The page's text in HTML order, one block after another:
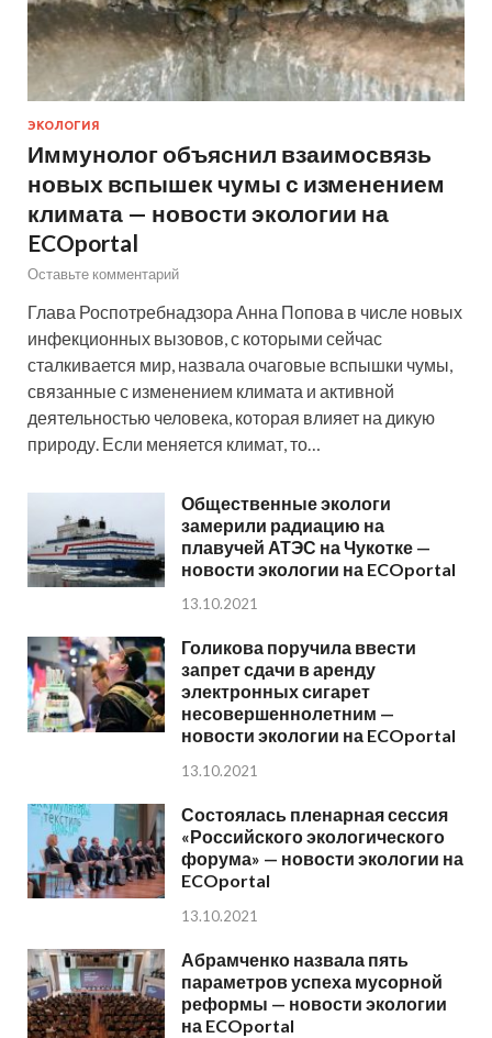
ЭКОЛОГИЯ
Иммунолог объяснил взаимосвязь
новых вспышек чумы с изменением
климата — новости экологии на
ECOportal
Оставьте комментарий
Глава Роспотребнадзора Анна Попова в числе новых
инфекционных вызовов, с которыми сейчас
сталкивается мир, назвала очаговые вспышки чумы,
связанные с изменением климата и активной
деятельностью человека, которая влияет на дикую
природу. Если меняется климат, то…
Общественные экологи
замерили радиацию на
плавучей АТЭС на Чукотке —
новости экологии на ECOportal
13.10.2021
Голикова поручила ввести
запрет сдачи в аренду
электронных сигарет
несовершеннолетним —
новости экологии на ECOportal
13.10.2021
Состоялась пленарная сессия
«Российского экологического
форума» — новости экологии на
ECOportal
13.10.2021
Абрамченко назвала пять
параметров успеха мусорной
реформы — новости экологии
на ECOportal